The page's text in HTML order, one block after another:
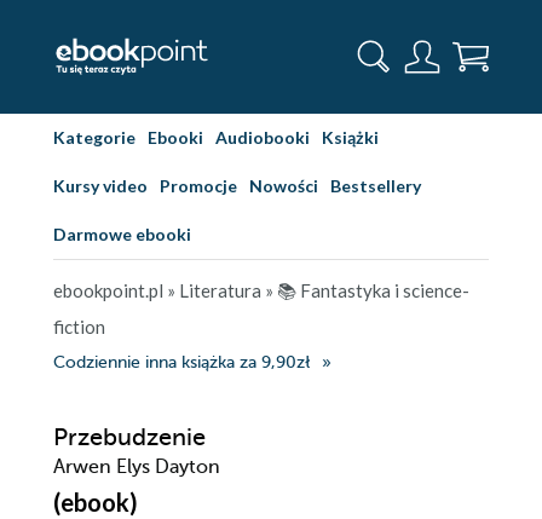
Kategorie Ebooki Audiobooki Książki
Kursy video Promocje Nowości Bestsellery
Darmowe ebooki
ebookpoint.pl » Literatura » 📚 Fantastyka i science-
fiction
Codziennie inna książka za 9,90zł
Przebudzenie
Arwen Elys Dayton
(ebook)